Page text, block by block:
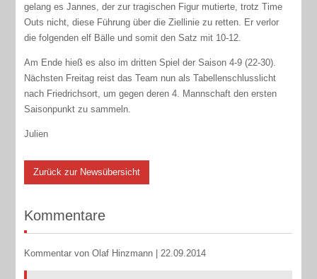
gelang es Jannes, der zur tragischen Figur mutierte, trotz Time
Outs nicht, diese Führung über die Ziellinie zu retten. Er verlor
die folgenden elf Bälle und somit den Satz mit 10-12.
Am Ende hieß es also im dritten Spiel der Saison 4-9 (22-30).
Nächsten Freitag reist das Team nun als Tabellenschlusslicht
nach Friedrichsort, um gegen deren 4. Mannschaft den ersten
Saisonpunkt zu sammeln.
Julien
Zurück zur Newsübersicht
Kommentare
Kommentar von Olaf Hinzmann |22.09.2014